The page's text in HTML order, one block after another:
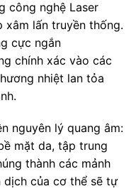
công nghệ Laser
xâm lấn truyền thống.
cực ngắn
chính xác vào các
nhiệt lan tỏa
nguyên lý quang âm:
mặt da, tập trung
thành các mảnh
dịch của cơ thể sẽ tự